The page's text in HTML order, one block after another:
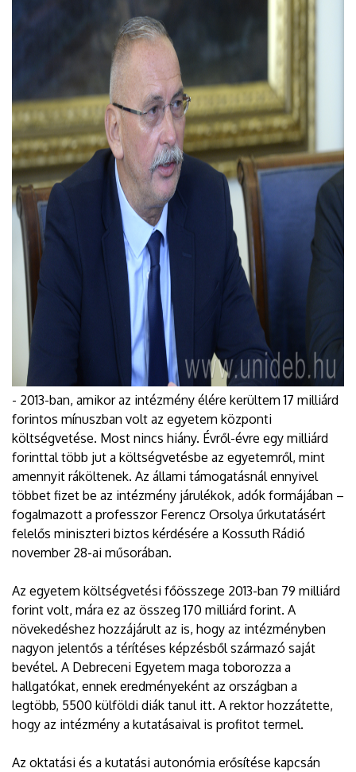
- 2013-ban, amikor az intézmény élére kerültem 17 milliárd
forintos mínuszban volt az egyetem központi
költségvetése. Most nincs hiány. Évről-évre egy milliárd
forinttal több jut a költségvetésbe az egyetemről, mint
amennyit ráköltenek. Az állami támogatásnál ennyivel
többet fizet be az intézmény járulékok, adók formájában –
fogalmazott a professzor Ferencz Orsolya űrkutatásért
felelős miniszteri biztos kérdésére a Kossuth Rádió
november 28-ai műsorában.
Az egyetem költségvetési főösszege 2013-ban 79 milliárd
forint volt, mára ez az összeg 170 milliárd forint. A
növekedéshez hozzájárult az is, hogy az intézményben
nagyon jelentős a térítéses képzésből származó saját
bevétel. A Debreceni Egyetem maga toborozza a
hallgatókat, ennek eredményeként az országban a
legtöbb, 5500 külföldi diák tanul itt. A rektor hozzátette,
hogy az intézmény a kutatásaival is profitot termel.
Az oktatási és a kutatási autonómia erősítése kapcsán